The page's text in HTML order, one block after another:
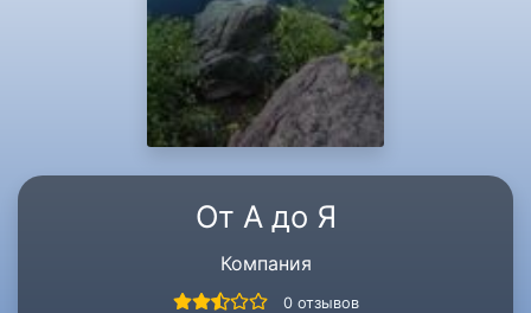
От А до Я
Компания
0 отзывов